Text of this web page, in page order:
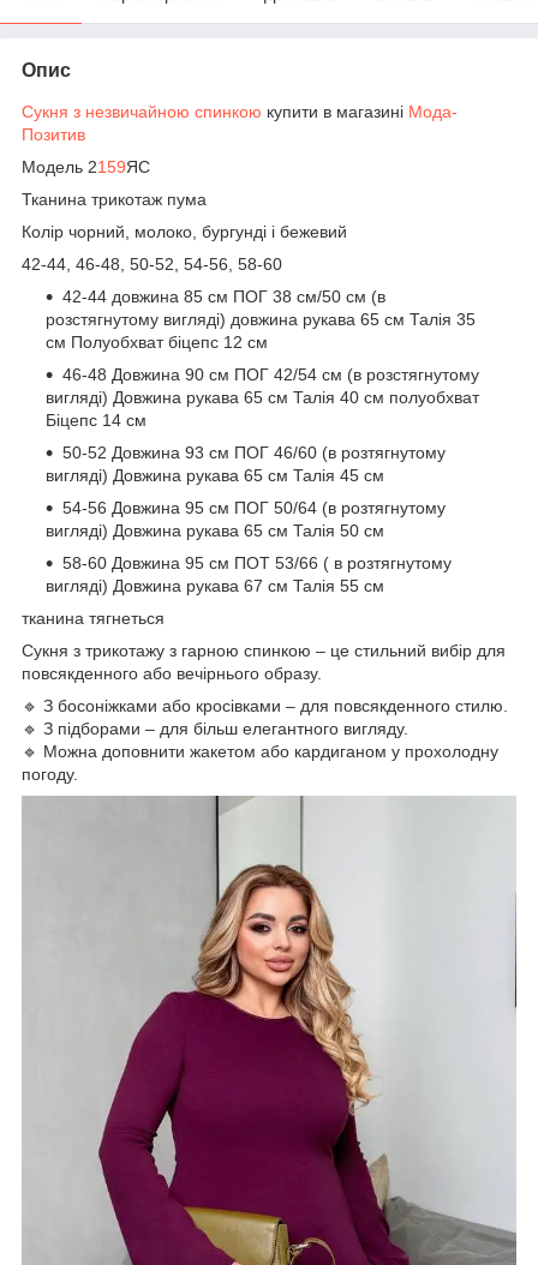
Опис
Сукня з незвичайною спинкою купити в магазині Мода-
Позитив
Модель 2159ЯС
Тканина трикотаж пума
Колір чорний, молоко, бургунді і бежевий
42-44, 46-48, 50-52, 54-56, 58-60
42-44 довжина 85 см ПОГ 38 см/50 см (в
розстягнутому вигляді) довжина рукава 65 см Талія 35
см Полуобхват біцепс 12 см
46-48 Довжина 90 см ПОГ 42/54 см (в розстягнутому
вигляді) Довжина рукава 65 см Талія 40 см полуобхват
Біцепс 14 см
50-52 Довжина 93 см ПОГ 46/60 (в розтягнутому
вигляді) Довжина рукава 65 см Талія 45 см
54-56 Довжина 95 см ПОГ 50/64 (в розтягнутому
вигляді) Довжина рукава 65 см Талія 50 см
58-60 Довжина 95 см ПОТ 53/66 ( в розтягнутому
вигляді) Довжина рукава 67 см Талія 55 см
тканина тягнеться
Сукня з трикотажу з гарною спинкою – це стильний вибір для
повсякденного або вечірнього образу.
🔹 З босоніжками або кросівками – для повсякденного стилю.
🔹 З підборами – для більш елегантного вигляду.
🔹 Можна доповнити жакетом або кардиганом у прохолодну
погоду.